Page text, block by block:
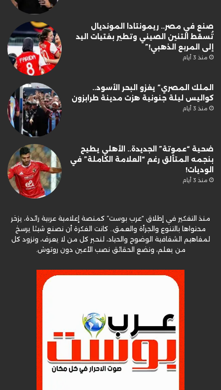
صنع في مصر.. ريمونتادا المونديال
تُسقط التنين الصيني وتطير بفتيات اليد
إلى المربع الذهبي!”
منذ 3 أيام
الملك المصري” يغزو البحر الأسود..
كواليس ليلة جنونية هزت مدينة طرابزون
منذ 3 أيام
ضحية “عموتة” الجديدة.. الأهلي يطيح
بنجمه المتألق رغم “العلامة الكاملة” في
الوديات!
منذ 3 أيام
منذ التفكير في إطلاق “عرب بوست” كمنصة إعلامية عربية رائدة، يزخر
محتواها بالتنوع والجرأة والعمق.. كانت الفكرة أن نصنع شيئا يرسخ
لمفاهيم الشفافية الوضوح والحياد، لنحبر كل من لا يعرف، ونزود كل
من يعلم، ونضع الحقائق نصب الأعين دون روتوش.